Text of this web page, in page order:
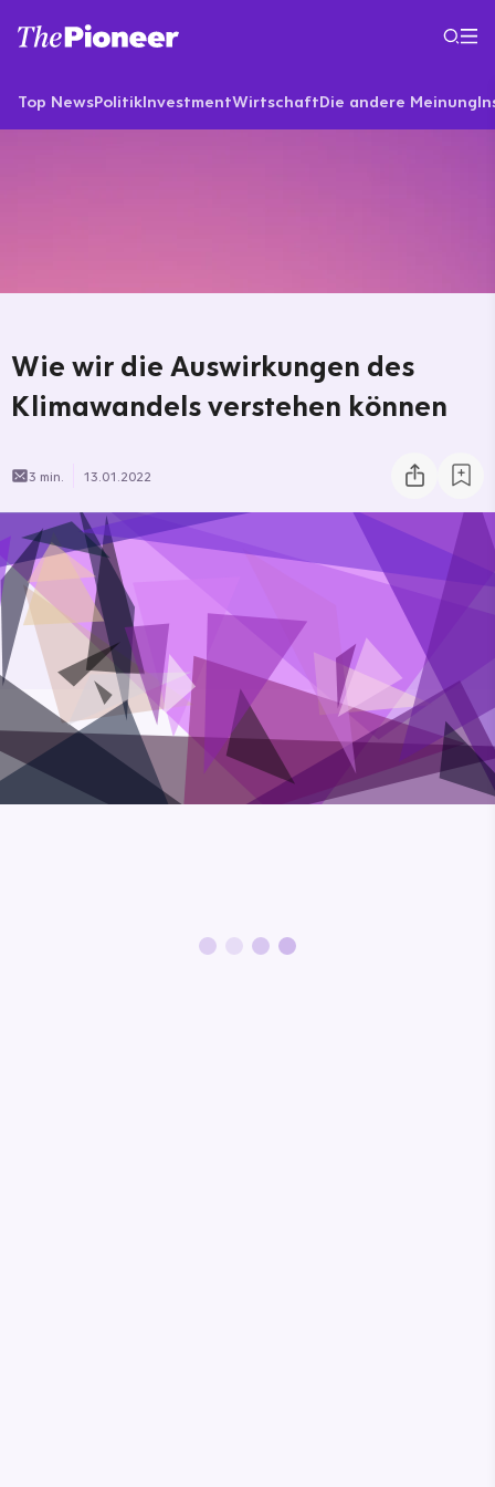
Top NewsPolitikInvestmentWirtschaftDie andere Meinung
Wie wir die Auswirkungen des
Klimawandels verstehen können
3 min. 13.01.2022